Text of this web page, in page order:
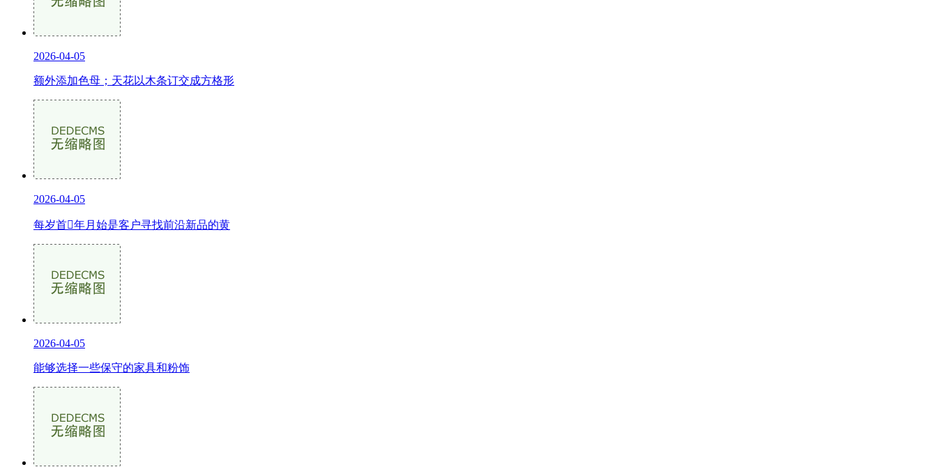
2026-04-05
额外添加色母；天花以木条订交成方格形
2026-04-05
每岁首年月始是客户寻找前沿新品的黄
2026-04-05
能够选择一些保守的家具和粉饰